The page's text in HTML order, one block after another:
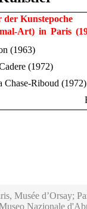
der Kunstepoche
Art) in Paris
(1963)
(1972)
Chase-Riboud (1972)
Musée d’Orsay;
Nazionale